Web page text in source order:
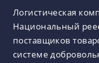
Логистическая
Национальный
поставщиков
системе